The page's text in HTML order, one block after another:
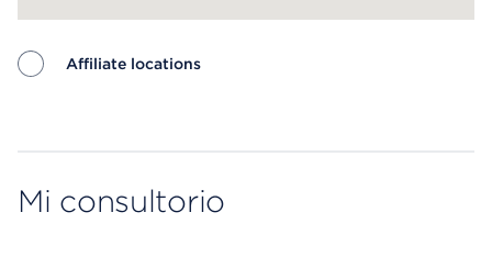
Affiliate locations
Mi consultorio